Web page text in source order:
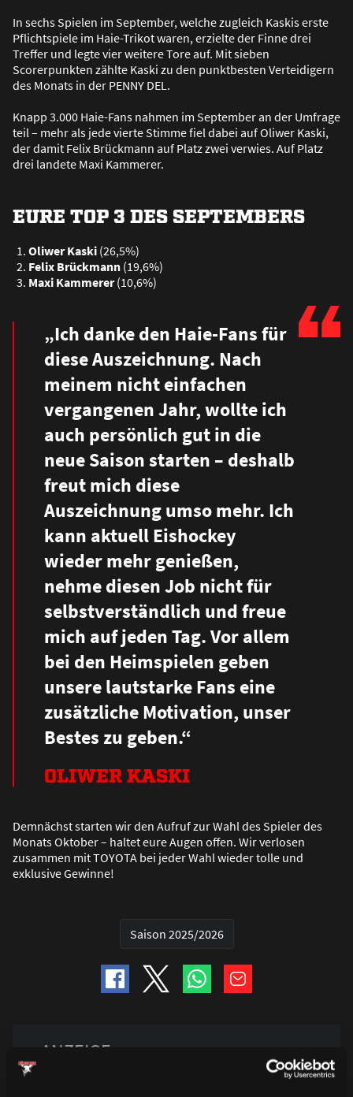
In sechs Spielen im September, welche zugleich Kaskis erste
Pflichtspiele im Haie-Trikot waren, erzielte der Finne drei
Treffer und legte vier weitere Tore auf. Mit sieben
Scorerpunkten zählte Kaski zu den punktbesten Verteidigern
des Monats in der PENNY DEL.
Knapp 3.000 Haie-Fans nahmen im September an der Umfrage
teil – mehr als jede vierte Stimme fiel dabei auf Oliwer Kaski,
der damit Felix Brückmann auf Platz zwei verwies. Auf Platz
drei landete Maxi Kammerer.
EURE TOP 3 DES SEPTEMBERS
Oliwer Kaski (26,5%)
Felix Brückmann (19,6%)
Maxi Kammerer(10,6%)
„Ich danke den Haie-Fans für
diese Auszeichnung. Nach
meinem nicht einfachen
vergangenen Jahr, wollte ich
auch persönlich gut in die
neue Saison starten – deshalb
freut mich diese
Auszeichnung umso mehr. Ich
kann aktuell Eishockey
wieder mehr genießen,
nehme diesen Job nicht für
selbstverständlich und freue
mich auf jeden Tag. Vor allem
bei den Heimspielen geben
unsere lautstarke Fans eine
zusätzliche Motivation, unser
Bestes zu geben.“
OLIWER KASKI
Demnächst starten wir den Aufruf zur Wahl des Spieler des
Monats Oktober – haltet eure Augen offen. Wir verlosen
zusammen mit TOYOTA bei jeder Wahl wieder tolle und
exklusive Gewinne!
Saison 2025/2026